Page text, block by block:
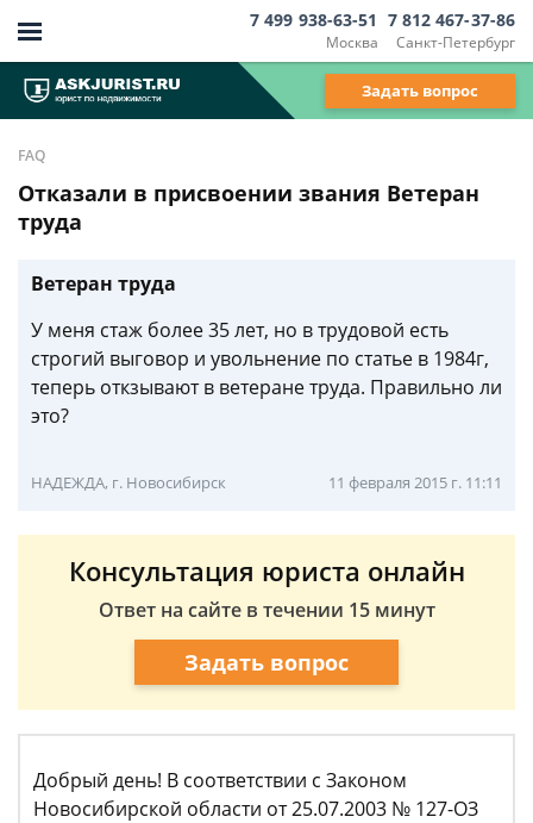
Москва
7 499 938-63-51
Санкт-Петербург
7 812 467-37-86
Задать вопрос
FAQ
Отказали в присвоении звания Ветеран
труда
Ветеран труда
У меня стаж более 35 лет, но в трудовой есть
строгий выговор и увольнение по статье в 1984г,
теперь откзывают в ветеране труда. Правильно ли
это?
НАДЕЖДА, г. Новосибирск 11 февраля 2015 г. 11:11
Консультация юриста онлайн
Ответ на сайте в течении 15 минут
Задать вопрос
Добрый день! В соответствии с Законом
Новосибирской области от 25.07.2003 № 127-ОЗ